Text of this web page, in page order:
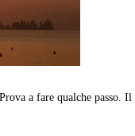
a fare qualche passo.